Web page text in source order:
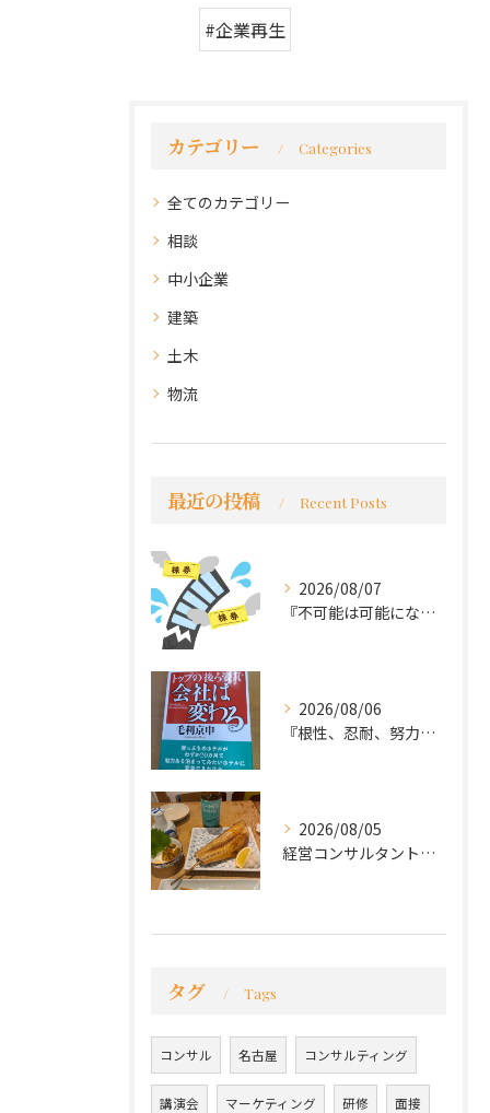
#企業再生
カテゴリー Categories
全てのカテゴリー
相談
中小企業
建築
土木
物流
最近の投稿 Recent Posts
2026/08/07
『不可能は可能になる』
2026/08/06
『根性、忍耐、努力という言葉は死語なのか』
2026/08/05
経営コンサルタントのモーちゃん・毛利京申です。
タグ Tags
コンサル 名古屋 コンサルティング
講演会 マーケティング 研修 面接